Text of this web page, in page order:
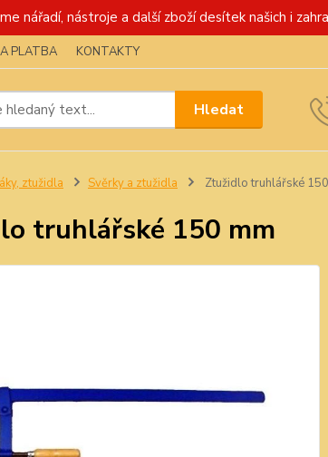
nářadí, nástroje a další zboží desítek našich i
PLATBA KONTAKTY
Hledat
ztužidla Svěrky a ztužidla Ztužidlo truhlářské
truhlářské 150 mm